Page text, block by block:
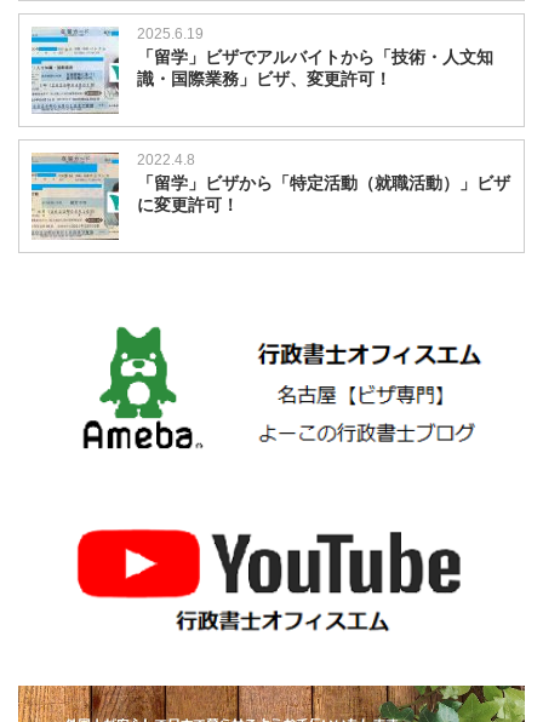
2025.6.19
「留学」ビザでアルバイトから「技術・人文知
識・国際業務」ビザ、変更許可！
2022.4.8
「留学」ビザから「特定活動（就職活動）」ビザ
に変更許可！